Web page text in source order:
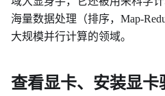
海量数据处理（排序，Map-
大规模并行计算的领域。
查看显卡、安装显卡